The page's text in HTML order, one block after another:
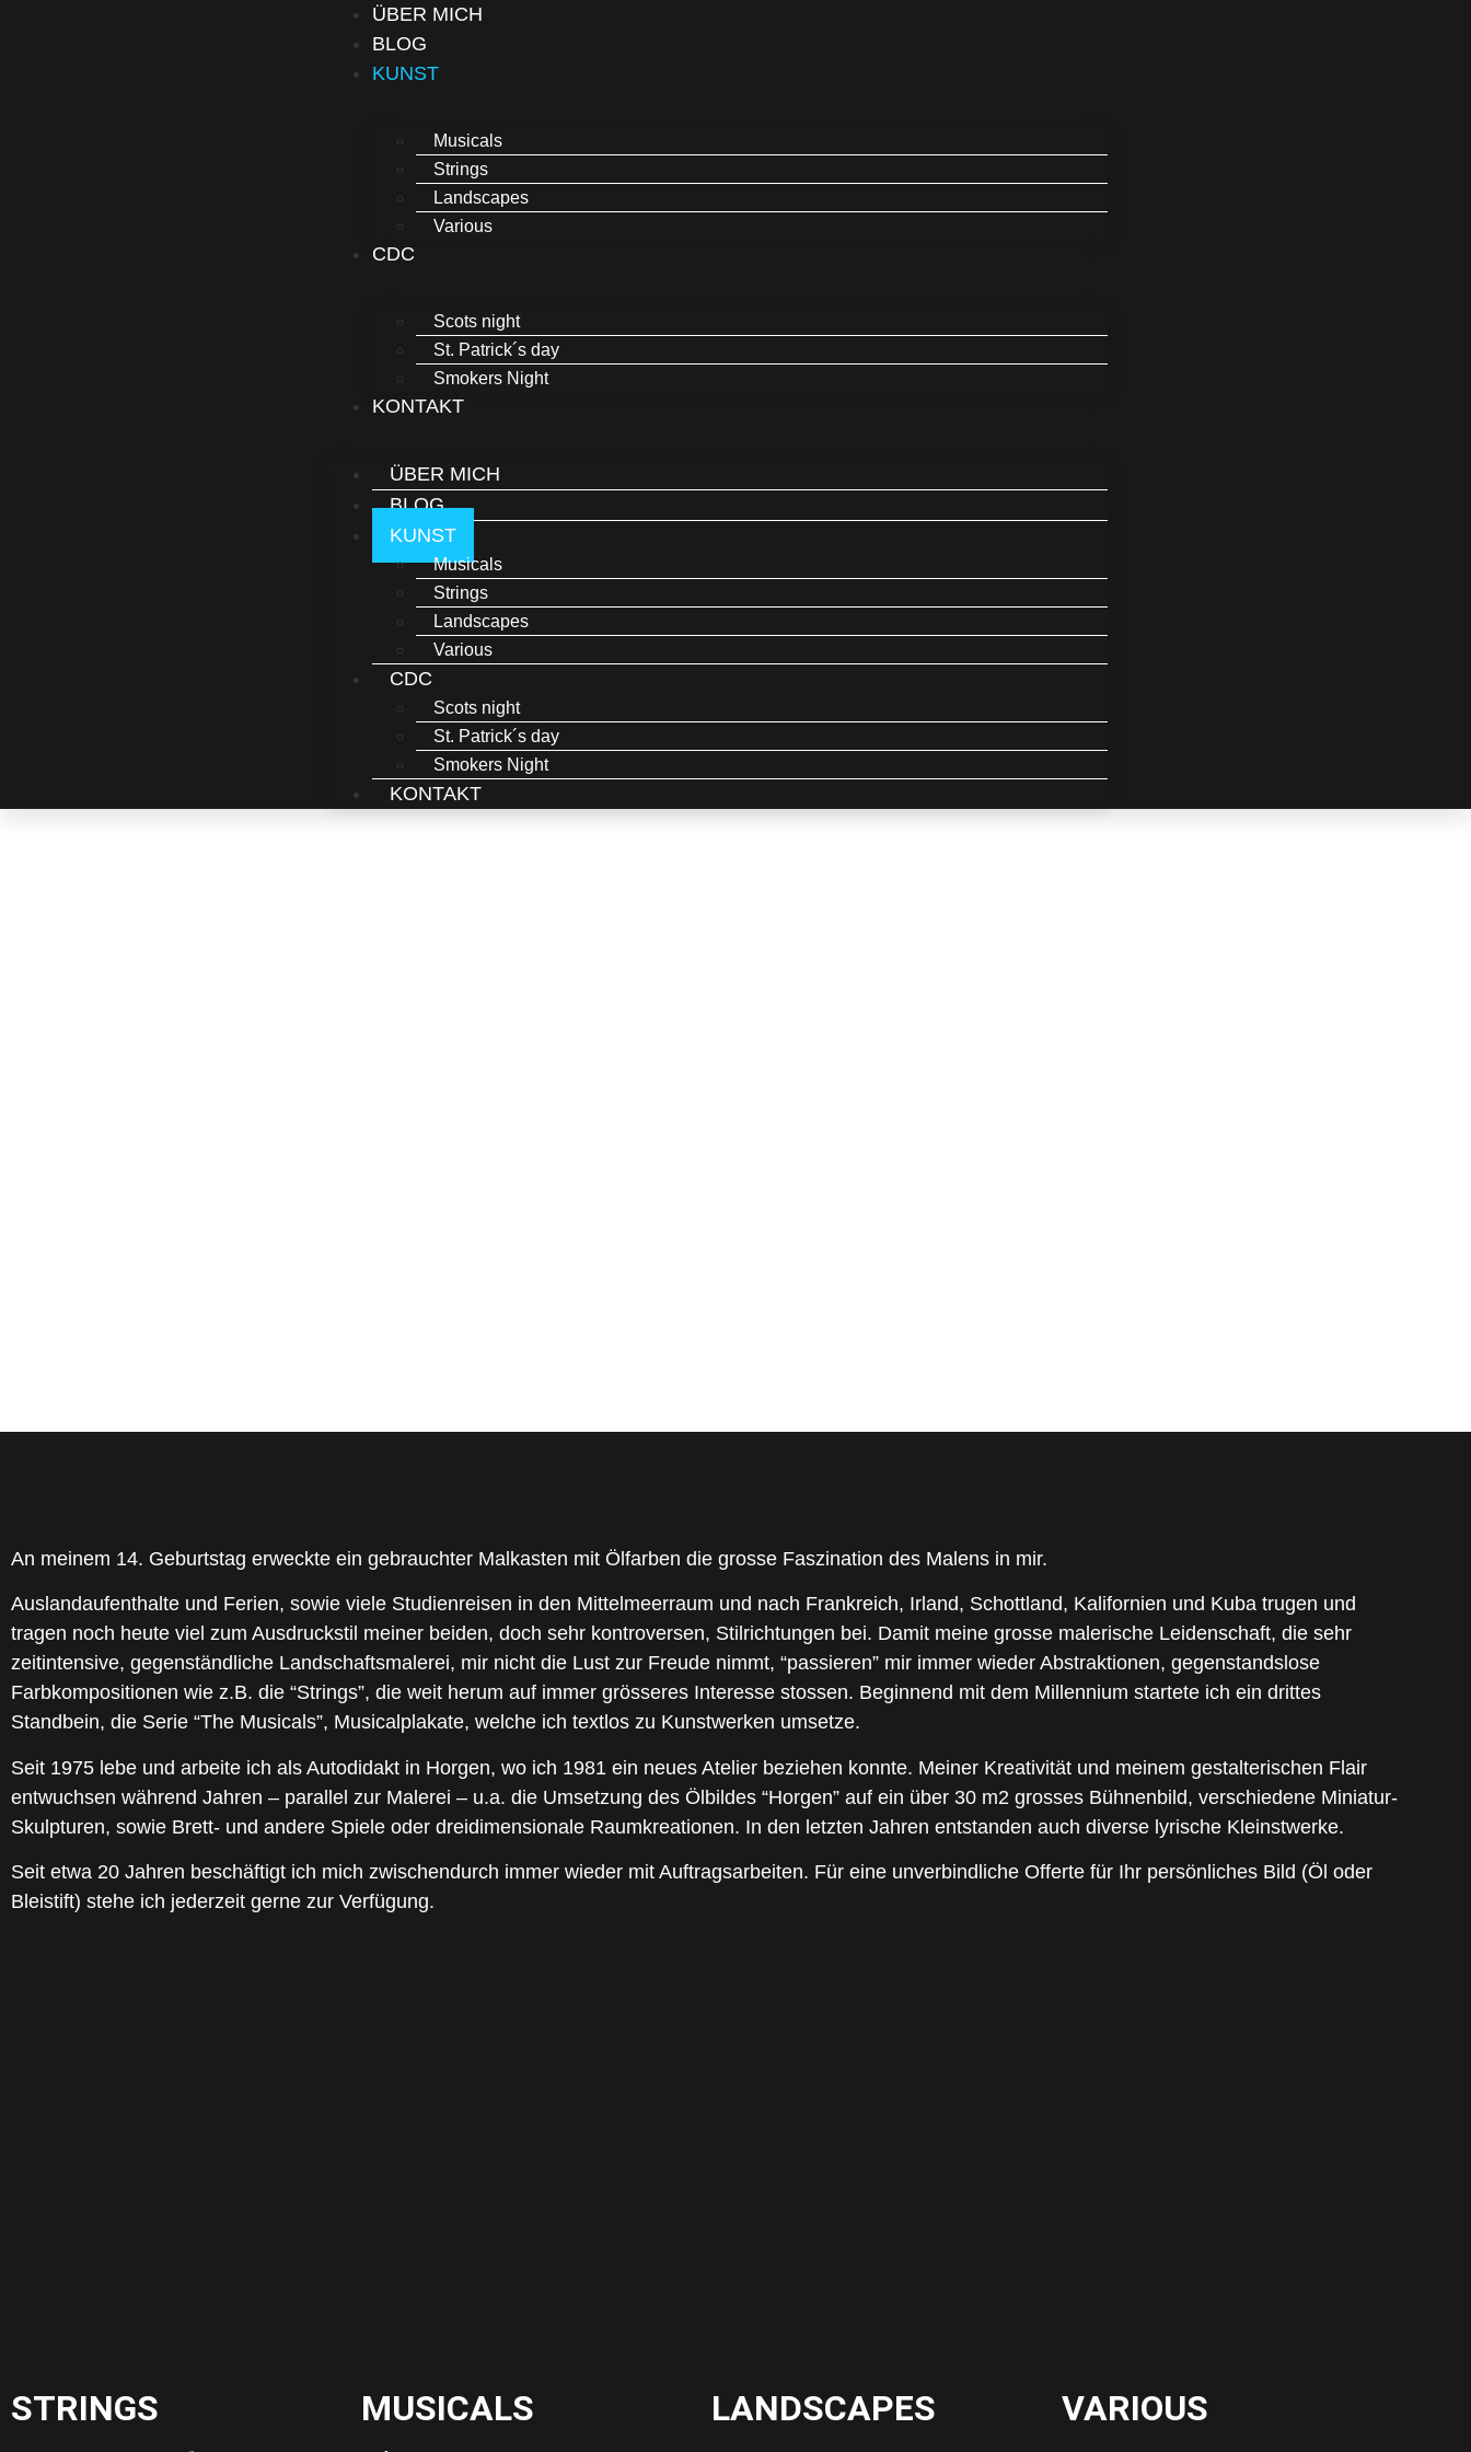
ÜBER MICH
BLOG
KUNST
Musicals
Strings
Landscapes
Various
CDC
Scots night
St. Patrick´s day
Smokers Night
KONTAKT
ÜBER MICH
BLOG
KUNST
Musicals
Strings
Landscapes
Various
CDC
Scots night
St. Patrick´s day
Smokers Night
KONTAKT
An meinem 14. Geburtstag erweckte ein gebrauchter Malkasten mit Ölfarben die grosse Faszination des Malens in mir.
Auslandaufenthalte und Ferien, sowie viele Studienreisen in den Mittelmeerraum und nach Frankreich, Irland, Schottland, Kalifornien und Kuba trugen und
tragen noch heute viel zum Ausdruckstil meiner beiden, doch sehr kontroversen, Stilrichtungen bei. Damit meine grosse malerische Leidenschaft, die sehr
zeitintensive, gegenständliche Landschaftsmalerei, mir nicht die Lust zur Freude nimmt, “passieren” mir immer wieder Abstraktionen, gegenstandslose
Farbkompositionen wie z.B. die “Strings”, die weit herum auf immer grösseres Interesse stossen. Beginnend mit dem Millennium startete ich ein drittes
Standbein, die Serie “The Musicals”, Musicalplakate, welche ich textlos zu Kunstwerken umsetze.
Seit 1975 lebe und arbeite ich als Autodidakt in Horgen, wo ich 1981 ein neues Atelier beziehen konnte. Meiner Kreativität und meinem gestalterischen Flair
entwuchsen während Jahren – parallel zur Malerei – u.a. die Umsetzung des Ölbildes “Horgen” auf ein über 30 m2 grosses Bühnenbild, verschiedene Miniatur-
Skulpturen, sowie Brett- und andere Spiele oder dreidimensionale Raumkreationen. In den letzten Jahren entstanden auch diverse lyrische Kleinstwerke.
Seit etwa 20 Jahren beschäftigt ich mich zwischendurch immer wieder mit Auftragsarbeiten. Für eine unverbindliche Offerte für Ihr persönliches Bild (Öl oder
Bleistift) stehe ich jederzeit gerne zur Verfügung.
STRINGS MUSICALS LANDSCAPES VARIOUS